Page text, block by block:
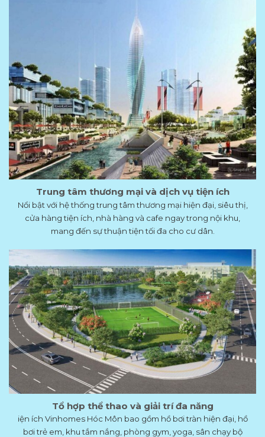
Trung tâm thương mại và dịch vụ tiện ích
Nổi bật với hệ thống trung tâm thương mại hiện đại, siêu thị,
cửa hàng tiện ích, nhà hàng và cafe ngay trong nội khu,
mang đến sự thuận tiện tối đa cho cư dân.
Tổ hợp thể thao và giải trí đa năng
iện ích Vinhomes Hóc Môn bao gồm hồ bơi tràn hiện đại, hồ
bơi trẻ em, khu tắm nắng, phòng gym, yoga, sân chạy bộ